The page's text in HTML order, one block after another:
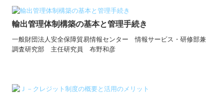
輸出管理体制構築の基本と管理手続き
一般財団法人安全保障貿易情報センター情報サービス・研修部兼
調査研究部 主任研究員 布野和彦